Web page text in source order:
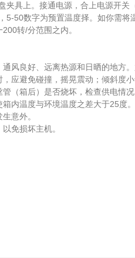
上。接通电源，合上电源开关
5-50数字为预置温度择。如你需
转/分范围之内。
良好、远离热源和日晒的地方。
避免碰撞，摇晃震动；倾斜度小
箱后）是否烧坏，检查供电情况
温度与环境温度之差大于25度。
意外。
免损坏主机。